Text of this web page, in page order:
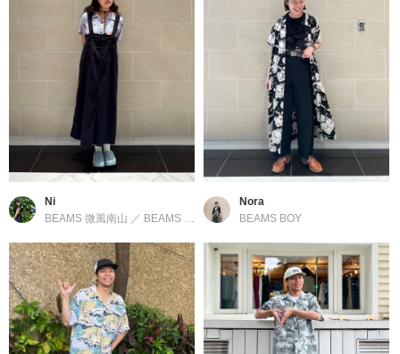
Ni
BEAMS 微風南山 ／ BEAMS BOY
Nora
BEAMS BOY